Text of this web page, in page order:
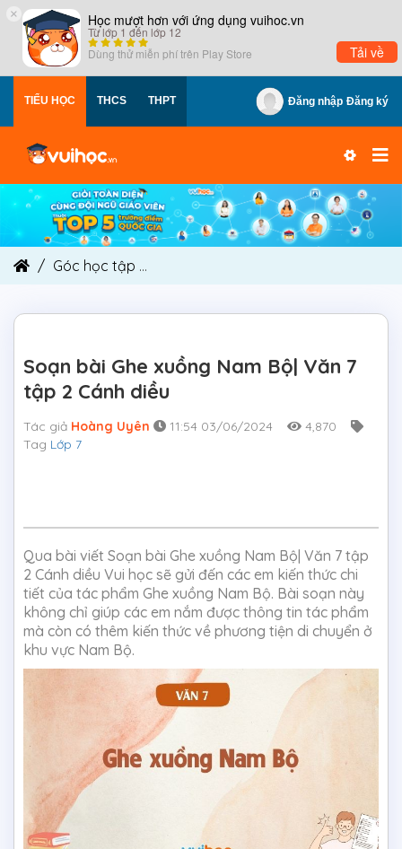
× Học mượt hơn với ứng dụng vuihoc.vn
Từ lớp 1 đến lớp 12
Dùng thử miễn phí trên Play Store Tải về
TIỂU HỌC THCS THPT Đăng nhập Đăng ký
Góc học tập
Soạn bài Ghe xuồng Nam Bộ| Văn 7
tập 2 Cánh diều
Tác giả Hoàng Uyên 11:54 03/06/2024
4,870
Tag Lớp 7
Qua bài viết Soạn bài Ghe xuồng Nam Bộ| Văn 7 tập
2 Cánh diều Vui học sẽ gửi đến các em kiến thức chi
tiết của tác phẩm Ghe xuồng Nam Bộ. Bài soạn này
không chỉ giúp các em nắm được thông tin tác phẩm
mà còn có thêm kiến thức về phương tiện di chuyển ở
khu vực Nam Bộ.